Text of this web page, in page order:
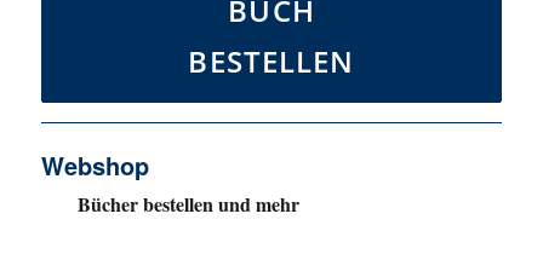
BUCH
BESTELLEN
Webshop
Bücher bestellen und mehr